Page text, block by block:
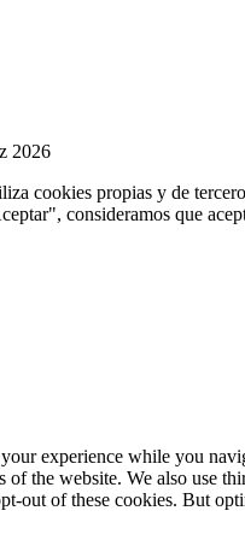
2026
cookies propias y de
consideramos que
experience while you
the website. We also use
out of these cookies. But